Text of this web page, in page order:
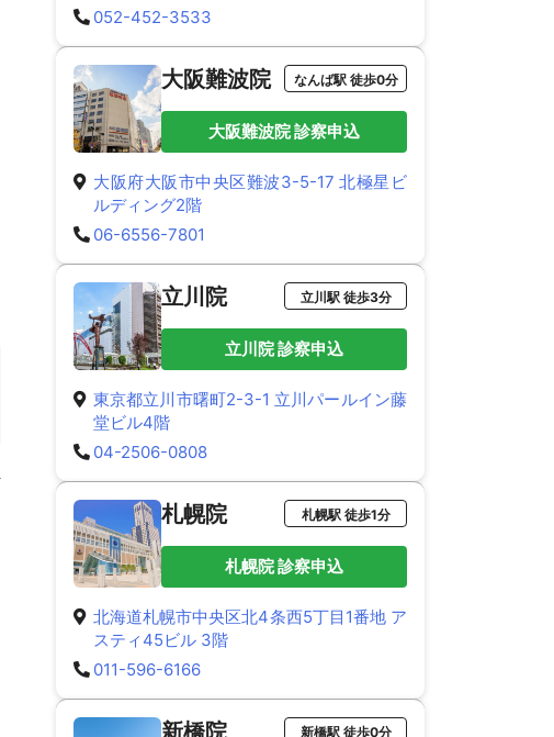
052-452-3533
大阪難波院 なんば駅 徒歩0分
大阪難波院 診察申込
大阪府大阪市中央区難波3-5-17 北極星ビ
ルディング2階
06-6556-7801
立川院 立川駅 徒歩3分
立川院 診察申込
東京都立川市曙町2-3-1 立川パールイン藤
堂ビル4階
04-2506-0808
札幌院 札幌駅 徒歩1分
札幌院 診察申込
北海道札幌市中央区北4条西5丁目1番地 ア
スティ45ビル 3階
011-596-6166
新橋院 新橋駅 徒歩0分